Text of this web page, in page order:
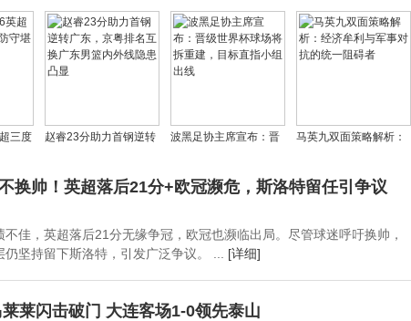
关键
是劲敌 日本队不容小觑
止步16强已沦边缘人 日
媒：7年未胜过王曼昱
与哈兰德对决，阿森纳
防线已做好决战准备
三度
赵睿23分助力首钢逆转
东男篮内外线隐患凸显
波黑足协主席宣布：晋
建，目标直指小组出线
马英九双面策略解析：
统一阻碍者
换帅！英超落后21分+欧冠濒危，斯洛特留任引争议
不佳，英超落后21分无缘争冠，欧冠也濒临出局。尽管球迷呼吁换帅，
仍坚持留下斯洛特，引发广泛争议。 ... [详细]
莱闪击破门 大连客场1-0领先泰山